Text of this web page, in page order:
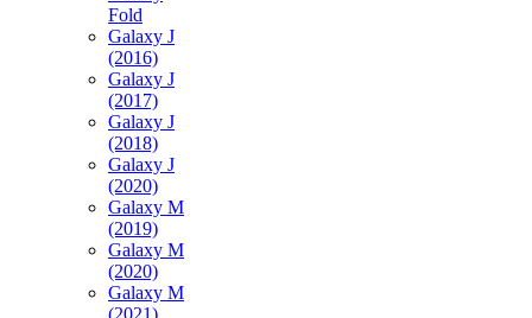
Fold
Galaxy J
(2016)
Galaxy J
(2017)
Galaxy J
(2018)
Galaxy J
(2020)
Galaxy M
(2019)
Galaxy M
(2020)
Galaxy M
(2021)